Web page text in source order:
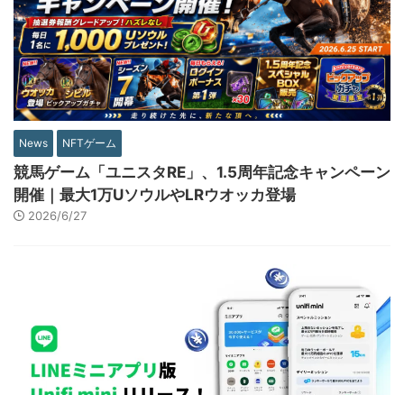
News NFTゲーム
競馬ゲーム「ユニスタRE」、1.5周年記念キャンペーン
開催｜最大1万UソウルやLRウオッカ登場
2026/6/27